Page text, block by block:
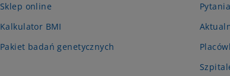
Sklep online
Kalkulator BMI
Pakiet badań genetycznych